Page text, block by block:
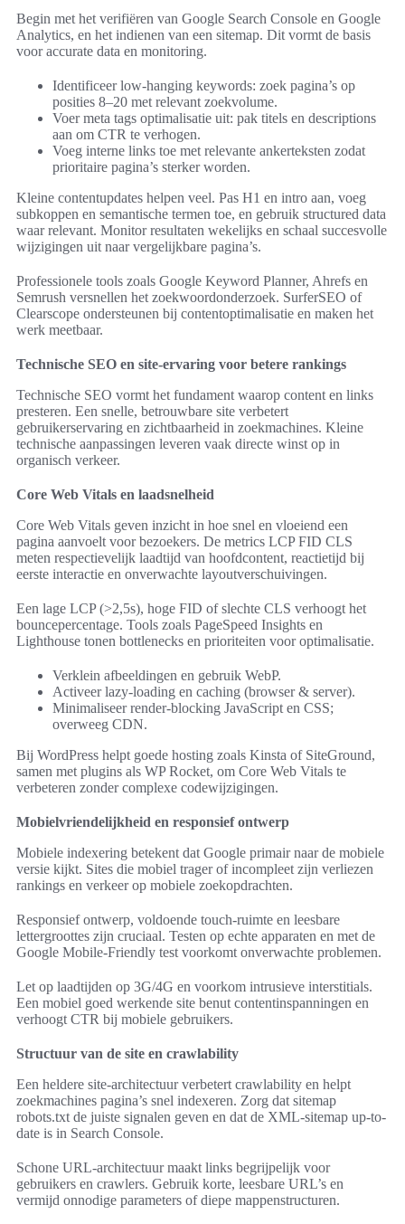
Begin met het verifiëren van Google Search Console en Google
Analytics, en het indienen van een sitemap. Dit vormt de basis
voor accurate data en monitoring.
Identificeer low-hanging keywords: zoek pagina’s op
posities 8–20 met relevant zoekvolume.
Voer meta tags optimalisatie uit: pak titels en descriptions
aan om CTR te verhogen.
Voeg interne links toe met relevante ankerteksten zodat
prioritaire pagina’s sterker worden.
Kleine contentupdates helpen veel. Pas H1 en intro aan, voeg
subkoppen en semantische termen toe, en gebruik structured data
waar relevant. Monitor resultaten wekelijks en schaal succesvolle
wijzigingen uit naar vergelijkbare pagina’s.
Professionele tools zoals Google Keyword Planner, Ahrefs en
Semrush versnellen het zoekwoordonderzoek. SurferSEO of
Clearscope ondersteunen bij contentoptimalisatie en maken het
werk meetbaar.
Technische SEO en site-ervaring voor betere rankings
Technische SEO vormt het fundament waarop content en links
presteren. Een snelle, betrouwbare site verbetert
gebruikerservaring en zichtbaarheid in zoekmachines. Kleine
technische aanpassingen leveren vaak directe winst op in
organisch verkeer.
Core Web Vitals en laadsnelheid
Core Web Vitals geven inzicht in hoe snel en vloeiend een
pagina aanvoelt voor bezoekers. De metrics LCP FID CLS
meten respectievelijk laadtijd van hoofdcontent, reactietijd bij
eerste interactie en onverwachte layoutverschuivingen.
Een lage LCP (>2,5s), hoge FID of slechte CLS verhoogt het
bouncepercentage. Tools zoals PageSpeed Insights en
Lighthouse tonen bottlenecks en prioriteiten voor optimalisatie.
Verklein afbeeldingen en gebruik WebP.
Activeer lazy-loading en caching (browser & server).
Minimaliseer render-blocking JavaScript en CSS;
overweeg CDN.
Bij WordPress helpt goede hosting zoals Kinsta of SiteGround,
samen met plugins als WP Rocket, om Core Web Vitals te
verbeteren zonder complexe codewijzigingen.
Mobielvriendelijkheid en responsief ontwerp
Mobiele indexering betekent dat Google primair naar de mobiele
versie kijkt. Sites die mobiel trager of incompleet zijn verliezen
rankings en verkeer op mobiele zoekopdrachten.
Responsief ontwerp, voldoende touch-ruimte en leesbare
lettergroottes zijn cruciaal. Testen op echte apparaten en met de
Google Mobile-Friendly test voorkomt onverwachte problemen.
Let op laadtijden op 3G/4G en voorkom intrusieve interstitials.
Een mobiel goed werkende site benut contentinspanningen en
verhoogt CTR bij mobiele gebruikers.
Structuur van de site en crawlability
Een heldere site-architectuur verbetert crawlability en helpt
zoekmachines pagina’s snel indexeren. Zorg dat sitemap
robots.txt de juiste signalen geven en dat de XML-sitemap up-to-
date is in Search Console.
Schone URL-architectuur maakt links begrijpelijk voor
gebruikers en crawlers. Gebruik korte, leesbare URL’s en
vermijd onnodige parameters of diepe mappenstructuren.